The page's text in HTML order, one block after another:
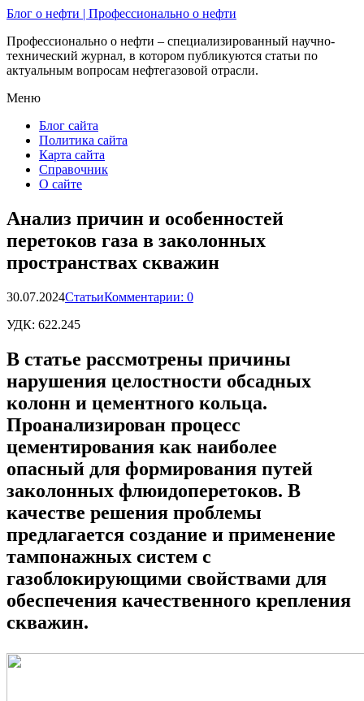
Блог о нефти | Профессионально о нефти
Профессионально о нефти – специализированный научно-
технический журнал, в котором публикуются статьи по
актуальным вопросам нефтегазовой отрасли.
Меню
Блог сайта
Политика сайта
Карта сайта
Справочник
О сайте
Анализ причин и особенностей
перетоков газа в заколонных
пространствах скважин
30.07.2024СтатьиКомментарии: 0
УДК: 622.245
В статье рассмотрены причины
нарушения целостности обсадных
колонн и цементного кольца.
Проанализирован процесс
цементирования как наиболее
опасный для формирования путей
заколонных флюидоперетоков. В
качестве решения проблемы
предлагается создание и применение
тампонажных систем с
газоблокирующими свойствами для
обеспечения качественного крепления
скважин.